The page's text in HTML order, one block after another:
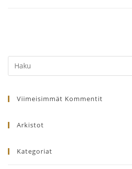
Search
this
Viimeisimmät Kommentit
Arkistot
Kategoriat